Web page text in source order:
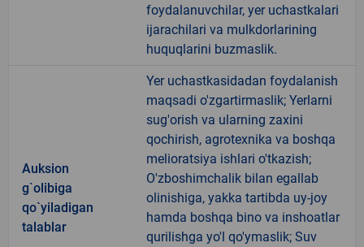
foydalanuvchilar, yer uchastkalari
ijarachilari va mulkdorlarining
huquqlarini buzmaslik.
Auksion
g`olibiga
qo`yiladigan
talablar
Yer uchastkasidadan foydalanish
maqsadi o'zgartirmaslik; Yerlarni
sug'orish va ularning zaxini
qochirish, agrotexnika va boshqa
melioratsiya ishlari o'tkazish;
O'zboshimchalik bilan egallab
olinishiga, yakka tartibda uy-joy
hamda boshqa bino va inshoatlar
qurilishga yo'l qo'ymaslik; Suv